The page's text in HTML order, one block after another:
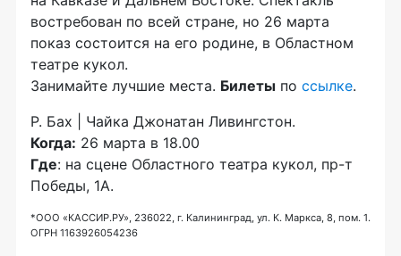
востребован по всей стране, но 26 марта
показ состоится на его родине, в Областном
театре кукол.
Занимайте лучшие места. Билеты по ссылке.
Р. Бах | Чайка Джонатан Ливингстон.
Когда: 26 марта в 18.00
Где: на сцене Областного театра кукол, пр-т
Победы, 1А.
*ООО «КАССИР.РУ», 236022, г. Калининград, ул. К. Маркса, 8, пом. 1.
ОГРН 1163926054236